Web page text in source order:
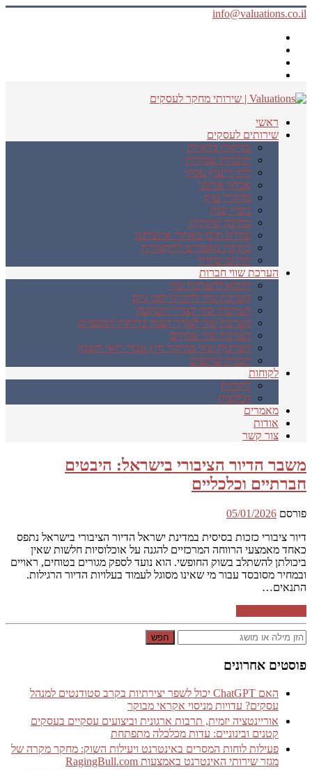
info@valuations.co.il
ראשי
שירותים לעסקים
בדיקות כדאיות
תוכניות עסקיות
ליווי וייעוץ עסקי
אבחון ארגוני
מחקרי שוק
ניסויי שוק
כתיבה שיווקית
שדרוג תוכן באתרי אינטרנט
כתיבת מאמרים לתקשורת
תרגום שיווקי
הערכת שווי חברות
דוגמא להערכת שווי
הערכת שווי לחברה לפני גיוס
הערכות שווי לצורך השקעה
הערכת שווי לצורך הצגה בדוחות הכספיים
הערכת שווי עסקים
הערכות שווי במיקור חוץ עבור רואי חשבון
תכנית שותפים
לקוחות
לקוחות
המלצות
מאמרים
אודות
צור קשר
משבר הדיור הציבורי בישראל: היבטים
חברתיים וכלכליים
פורסם 05/01/2026
דיור ציבורי כזכות בסיסית במדינת ישראל הדיור הציבורי בישראל נתפס
כאחד מאמצעי הרווחה המרכזיים להגנה על אוכלוסיות חלשות שאין
ביכולתן להשתלב בשוק החופשי. הוא נועד לספק מגורים בטוחים, ראויים
ובמחיר מסובסד עבור מי שאינו מסוגל לעמוד בעלויות הדיור הרגילות.
התנאים…
חפש
פוסטים אחרונים
האם ChatGPT יכול לשפר יצירתיות בקרב סטודנטים למנהל
עסקים? עדויות מניסוי אקראי מבוקר
אוריינטציה יזמית, תרבות ארגונית וביצועים עסקיים בעסקים
קטנים ובינוניים: עדות מכלכלה מתפתחת
פעילות לוחות המסרים באינטרנט ויעילות השוק: מחקר מקרה של
מגזר שירותי האינטרנט באמצעות RagingBull.com